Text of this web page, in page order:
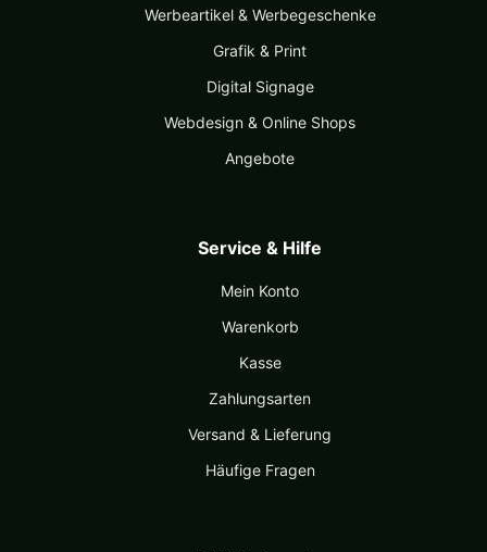
Werbeartikel & Werbegeschenke
Grafik & Print
Digital Signage
Webdesign & Online Shops
Angebote
Service & Hilfe
Mein Konto
Warenkorb
Kasse
Zahlungsarten
Versand & Lieferung
Häufige Fragen